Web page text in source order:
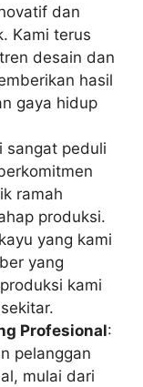
dan
Kami terus
desain dan
hasil
gaya hidup
sangat peduli
ramah
produksi.
yang kami
yang
kami
Profesional:
pelanggan
mulai dari